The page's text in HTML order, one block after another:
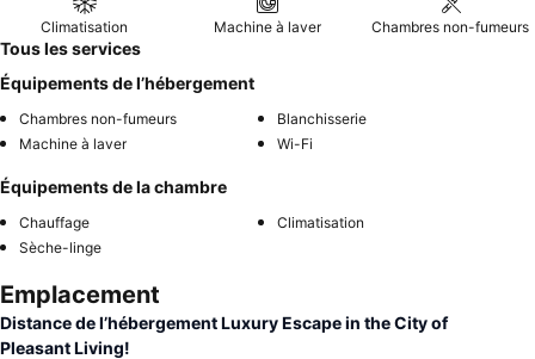
Climatisation Machine à laver Chambres non-fumeurs
Tous les services
Équipements de l’hébergement
Chambres non-fumeurs
Blanchisserie
Machine à laver
Wi-Fi
Équipements de la chambre
Chauffage
Climatisation
Sèche-linge
Emplacement
Distance de l’hébergement Luxury Escape in the City of
Pleasant Living!